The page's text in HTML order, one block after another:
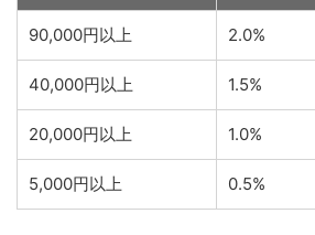
90,000円以上 2.0%
40,000円以上 1.5%
20,000円以上 1.0%
5,000円以上 0.5%